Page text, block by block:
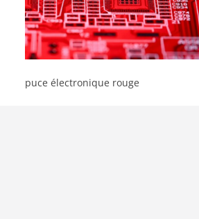
puce électronique rouge